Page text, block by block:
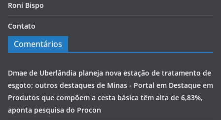
Roni Bispo
Contato
Comentários
Dmae de Uberlândia planeja nova estação de tratamento de
esgoto; outros destaques de Minas - Portal em Destaque em
Produtos que compõem a cesta básica têm alta de 6,83%,
aponta pesquisa do Procon